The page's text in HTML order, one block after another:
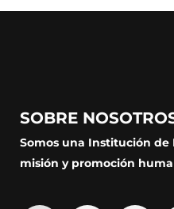
SOBRE
Somos una Institución de
misión y promoción